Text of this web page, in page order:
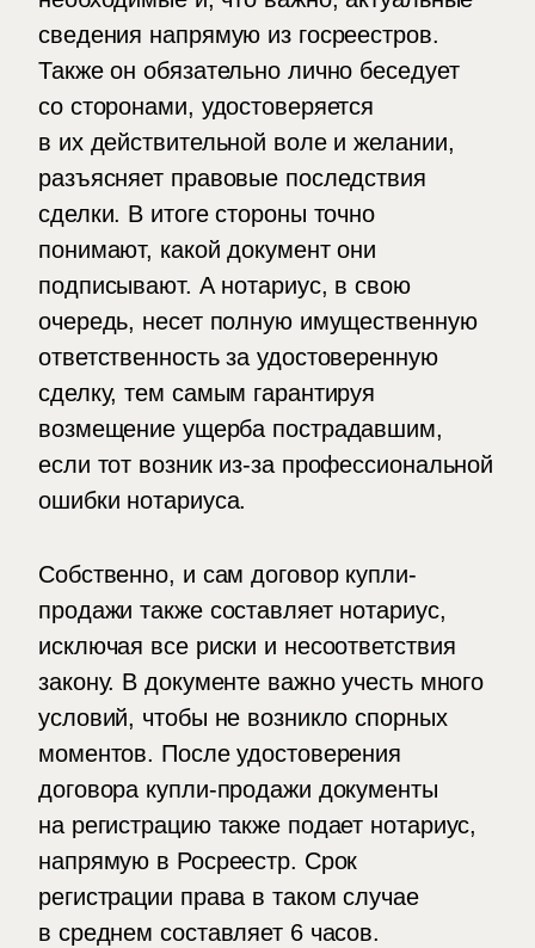
сведения напрямую из госреестров.
Также он обязательно лично беседует
со сторонами, удостоверяется
в их действительной воле и желании,
разъясняет правовые последствия
сделки. В итоге стороны точно
понимают, какой документ они
подписывают. А нотариус, в свою
очередь, несет полную имущественную
ответственность за удостоверенную
сделку, тем самым гарантируя
возмещение ущерба пострадавшим,
если тот возник из-за профессиональной
ошибки нотариуса.
Собственно, и сам договор купли-
продажи также составляет нотариус,
исключая все риски и несоответствия
закону. В документе важно учесть много
условий, чтобы не возникло спорных
моментов. После удостоверения
договора купли-продажи документы
на регистрацию также подает нотариус,
напрямую в Росреестр. Срок
регистрации права в таком случае
в среднем составляет 6 часов.